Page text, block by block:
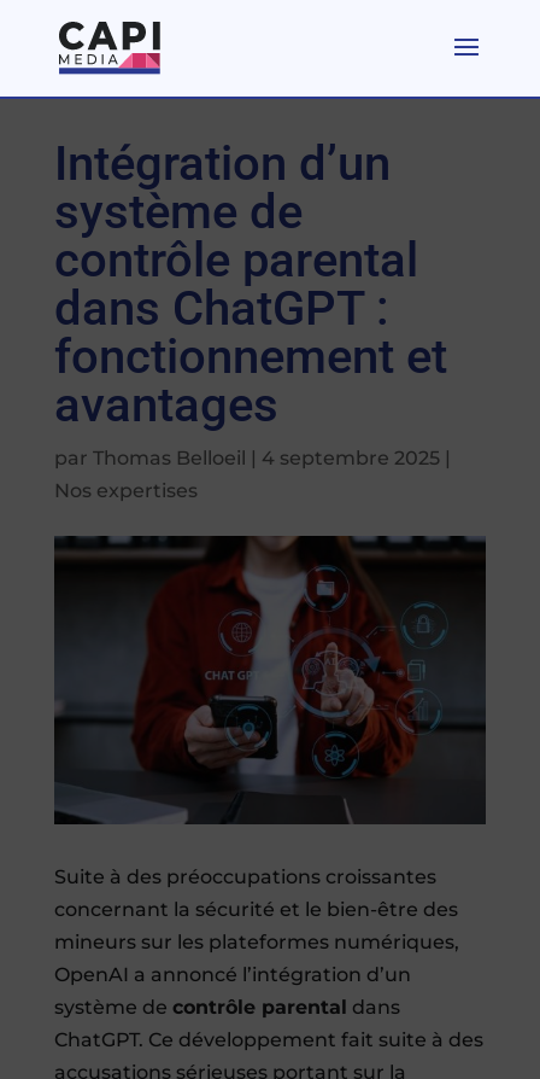
Intégration d’un
système de
contrôle parental
dans ChatGPT :
fonctionnement et
avantages
par Thomas Belloeil | 4 septembre 2025|
Nos expertises
Suite à des préoccupations croissantes
concernant la sécurité et le bien-être des
mineurs sur les plateformes numériques,
OpenAI a annoncé l’intégration d’un
système de contrôle parental dans
ChatGPT. Ce développement fait suite à des
accusations sérieuses portant sur la